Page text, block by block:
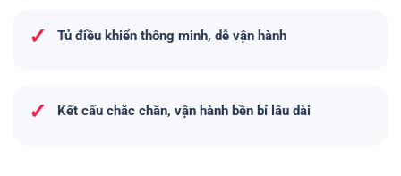
✓ Tủ điều khiển thông minh, dễ vận hành
✓ Kết cấu chắc chắn, vận hành bền bỉ lâu dài